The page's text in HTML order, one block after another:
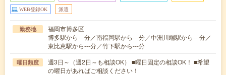
WEB登録OK 派遣
勤務地
福岡市博多区
博多駅から---分／南福岡駅から---分／中洲川端駅から---分／
東比恵駅から---分／竹下駅から---分
曜日頻度
週3日～（週2日～も相談OK） ■曜日固定の相談OK！ ■希望
の曜日があればご相談ください！